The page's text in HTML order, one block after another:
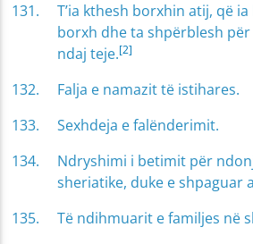
T’ia kthesh borxhin atij, që
borxh dhe ta shpërblesh
ndaj teje.[2]
Falja e namazit të istihares.
Sexhdeja e falënderimit.
Ndryshimi i betimit për
sheriatike, duke e shpaguar
Të ndihmuarit e familjes në